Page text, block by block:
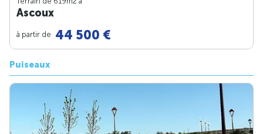
Ascoux
à partir de 44 500 €
Puiseaux